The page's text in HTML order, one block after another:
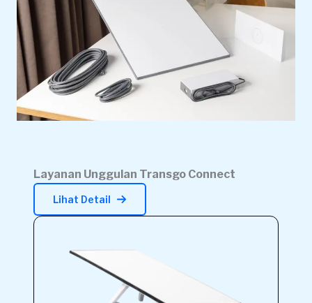
Layanan Unggulan Transgo Connect
Lihat Detail